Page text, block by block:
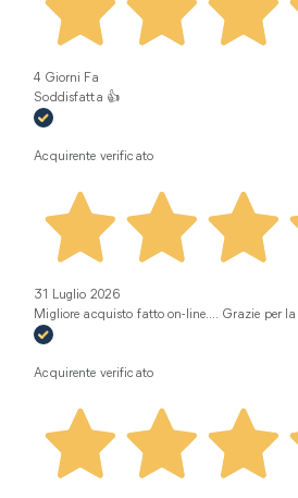
4 Giorni Fa
Soddisfatta 👍
Acquirente verificato
31 Luglio 2026
Migliore acquisto fatto on-line.... Grazie per
Acquirente verificato